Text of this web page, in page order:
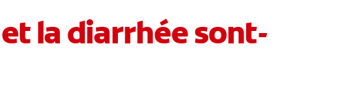
la diarrhée sont-